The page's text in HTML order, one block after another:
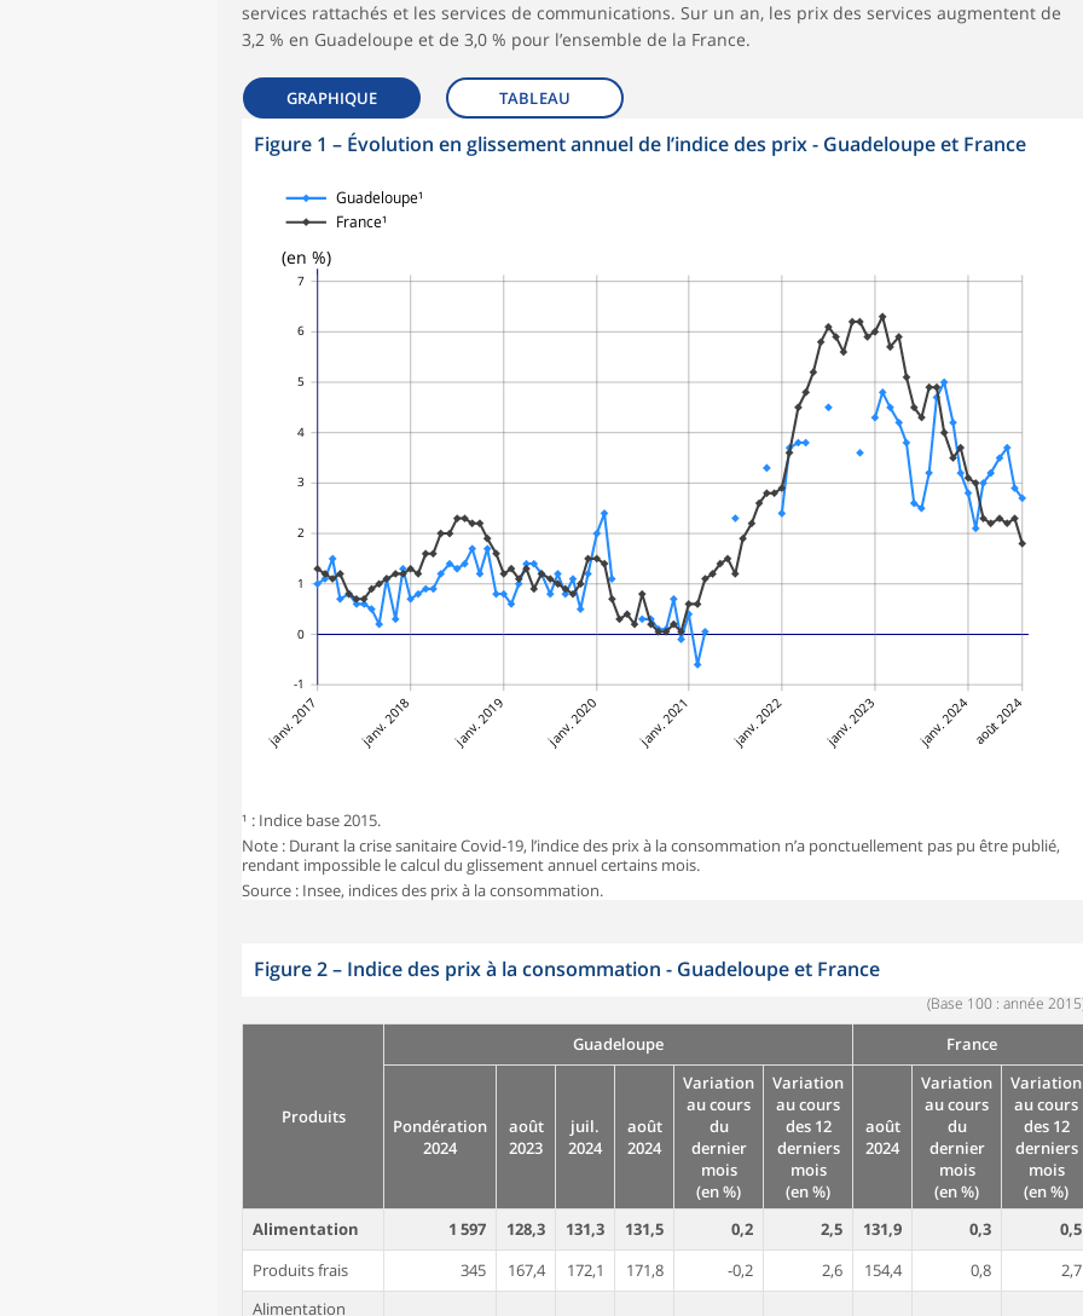
services rattachés et les services de communications. Sur un an, les prix des services augmentent de
3,2 % en Guadeloupe et de 3,0 % pour l’ensemble de la France.
GRAPHIQUE TABLEAU
Figure 1 – Évolution en glissement annuel de l’indice des prix - Guadeloupe et France
symboles_defaut.xml,losange
0
1
2
3
4
5
6
7
-1
(en %)
janv. 2017 janv. 2018 janv. 2019 janv. 2020 janv. 2021 janv. 2022 janv. 2023 janv. 2024 août 2024
Guadeloupe¹
France¹
¹ : Indice base 2015.
Note : Durant la crise sanitaire Covid-19, l’indice des prix à la consommation n’a ponctuellement pas pu être publié,
rendant impossible le calcul du glissement annuel certains mois.
Source : Insee, indices des prix à la consommation.
Figure 2– Indice des prix à la consommation - Guadeloupe et France
(Base 100 : année
Produits
Guadeloupe France
Pondération
2024
août
2023
juil.
2024
août
2024
Variation
au cours
du
dernier
mois
(en %)
Variation
au cours
des 12
derniers
mois
(en %)
août
2024
Variation
au cours
du
dernier
mois
(en %)
Variation
au cours
des 12
derniers
mois
(en %)
Alimentation
1 597 128,3 131,3 131,5 0,2 2,5 131,9 0,3
0,5
Produits frais
345 167,4 172,1 171,8 -0,2 2,6 154,4 0,8
2,7
Alimentation